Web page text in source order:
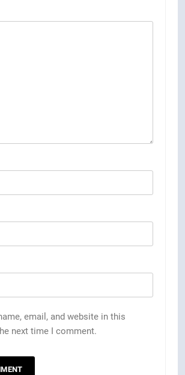
email, and website in this
next time I comment.